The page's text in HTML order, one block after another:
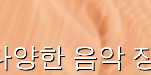
양한 음악